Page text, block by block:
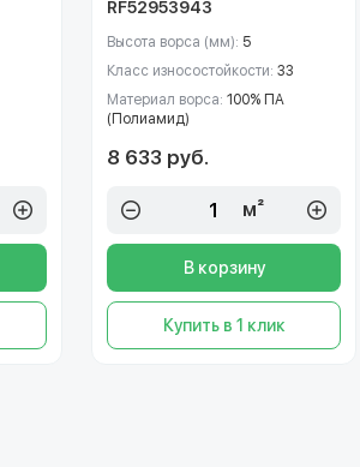
RF52953943
Высота ворса (мм): 5
Класс износостойкости: 33
Материал ворса: 100% ПА
(Полиамид)
8 633 руб.
м²
В корзину
Купить в 1 клик